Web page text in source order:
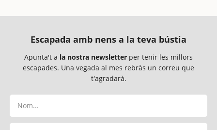
Escapada amb nens a la teva bústia
Apunta't a la nostra newsletter per tenir les millors
escapades. Una vegada al mes rebràs un correu que
t'agradarà.